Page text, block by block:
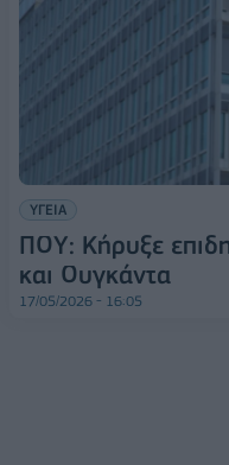
ΥΓΕΙΑ
ΠΟΥ: Κήρυξε
και Ουγκάντα
17/05/2026 - 16:05